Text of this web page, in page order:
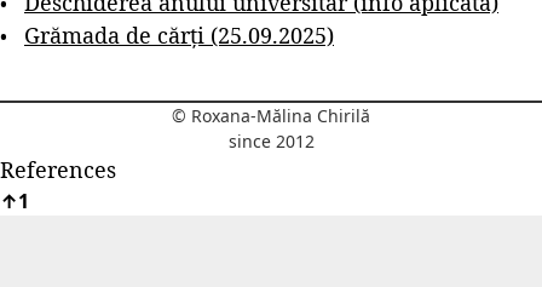
Grămada de cărți (25.09.2025)
© Roxana-Mălina Chirilă
since 2012
References
↑1